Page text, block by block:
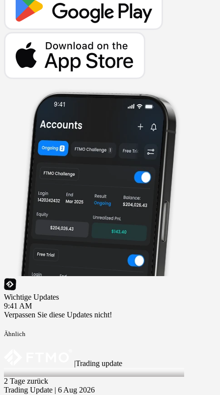
Wichtige Updates
9:41 AM
Verpassen Sie diese Updates nicht!
Ähnlich
|Trading update
6 Aug 2026
2 Tage zurück
Trading Update | 6 Aug 2026